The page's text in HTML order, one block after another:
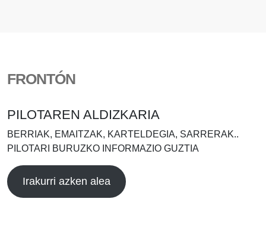
FRONTÓN
PILOTAREN ALDIZKARIA
BERRIAK, EMAITZAK, KARTELDEGIA, SARRERAK..
PILOTARI BURUZKO INFORMAZIO GUZTIA
Irakurri azken alea